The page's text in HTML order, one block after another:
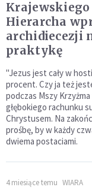
Krajewskiego
Hierarcha
archidiecezji
praktykę
"Jezus jest cały w
procent. Czy ja też
podczas Mszy
głębokiego rachunku
Chrystusem. Na
prośbę, by w każdy
dwiema postaciami.
4 miesiące temu WIARA